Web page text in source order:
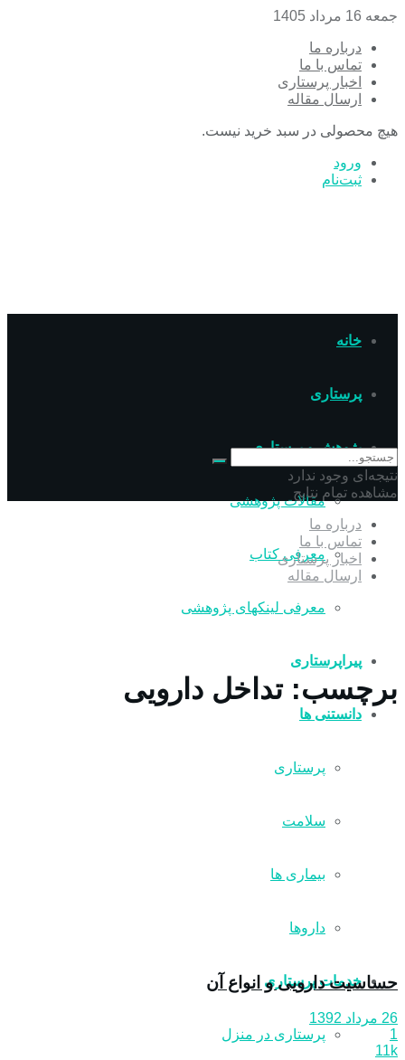
جمعه 16 مرداد 1405
درباره ما
تماس با ما
اخبار پرستاری
ارسال مقاله
هیچ محصولی در سبد خرید نیست.
ورود
ثبت‌نام
خانه
پرستاری
پژوهش و پرستاری
مقالات پژوهشی
معرفی کتاب
معرفی لینکهای پژوهشی
پیراپرستاری
دانستنی ها
پرستاری
سلامت
بیماری ها
داروها
خدمات پرستاری
پرستاری در منزل
نتیجه‌ای وجود ندارد
مشاهده تمام نتایج
درباره ما
تماس با ما
اخبار پرستاری
ارسال مقاله
برچسب:تداخل دارویی
حساسيت دارويی و انواع آن
26 مرداد 1392
1
11k